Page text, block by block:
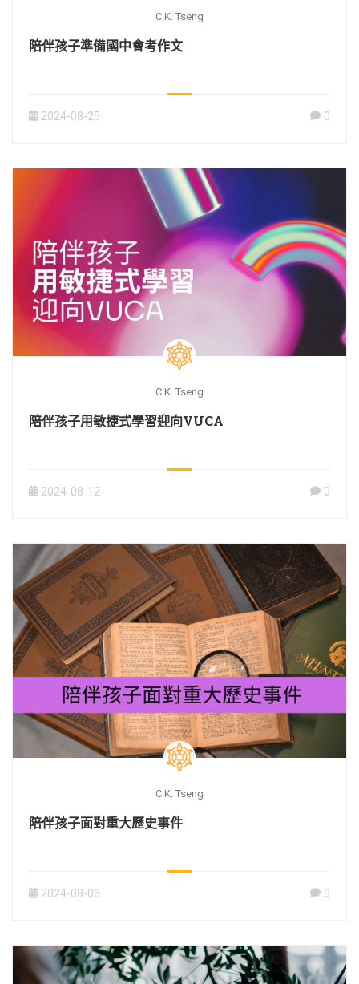
C.K. Tseng
陪伴孩子準備國中會考作文
2024-08-25 0
C.K. Tseng
陪伴孩子用敏捷式學習迎向VUCA
2024-08-12 0
C.K. Tseng
陪伴孩子面對重大歷史事件
2024-08-06 0